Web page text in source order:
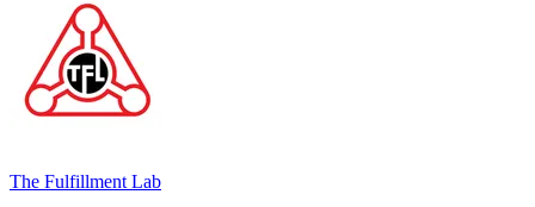
The Fulfillment Lab